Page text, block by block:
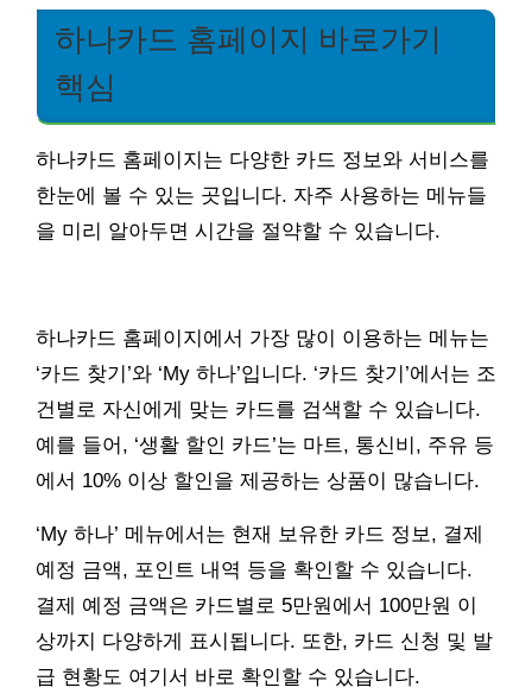
하나카드 홈페이지 바로가기
핵심
하나카드 홈페이지는 다양한 카드 정보와 서비스를
한눈에 볼 수 있는 곳입니다. 자주 사용하는 메뉴들
을 미리 알아두면 시간을 절약할 수 있습니다.
하나카드 홈페이지에서 가장 많이 이용하는 메뉴는
‘카드 찾기’와 ‘My 하나’입니다. ‘카드 찾기’에서는 조
건별로 자신에게 맞는 카드를 검색할 수 있습니다.
예를 들어, ‘생활 할인 카드’는 마트, 통신비, 주유 등
에서 10% 이상 할인을 제공하는 상품이 많습니다.
‘My 하나’ 메뉴에서는 현재 보유한 카드 정보, 결제
예정 금액, 포인트 내역 등을 확인할 수 있습니다.
결제 예정 금액은 카드별로 5만원에서 100만원 이
상까지 다양하게 표시됩니다. 또한, 카드 신청 및 발
급 현황도 여기서 바로 확인할 수 있습니다.